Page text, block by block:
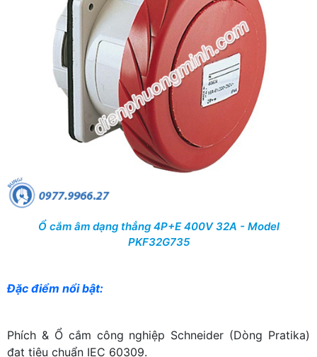
Ổ cắm âm dạng thẳng 4P+E 400V 32A - Model
PKF32G735
Đặc điểm nổi bật:
Phích & Ổ cắm công nghiệp Schneider (Dòng Pratika)
đạt tiêu chuẩn IEC 60309.